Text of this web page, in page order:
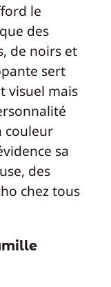
le
des
de noirs et
sert
visuel mais
couleur
sa
des
chez tous